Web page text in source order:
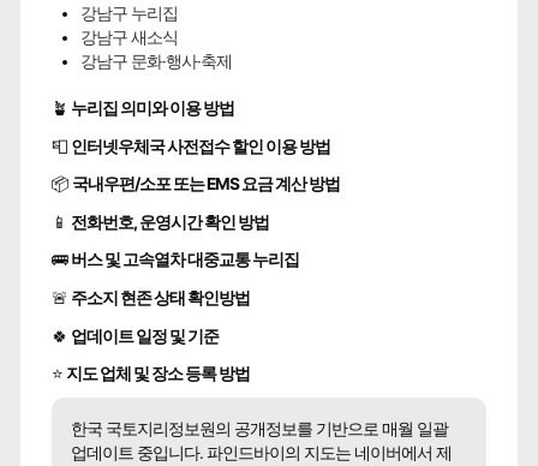
강남구 누리집
강남구 새소식
강남구 문화·행사·축제
🪴 누리집 의미와 이용 방법
📮 인터넷우체국 사전접수 할인 이용 방법
📦 국내우편/소포 또는 EMS 요금 계산 방법
📱 전화번호, 운영시간 확인 방법
🚌버스 및 고속열차 대중교통 누리집
🚨 주소지 현존 상태 확인방법
🍀 업데이트 일정 및 기준
⭐ 지도 업체 및 장소 등록 방법
한국 국토지리정보원의 공개정보를 기반으로 매월 일괄
업데이트 중입니다. 파인드바이의 지도는 네이버에서 제